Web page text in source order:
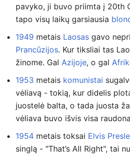
pavyko, ji buvo priimta į 20th
tapo visų laikų garsiausia
1949 metais Laosas gavo
Prancūzijos. Kur tiksliai tas
žinome. Gal Azijoje, o gal
1953 metais komunistai
vėliavą - tokią, kur didelis
juostelė balta, o tada juosta
vėliava buvo išvis visa
1954 metais toksai Elvis
singlą - "That’s All Right", tai